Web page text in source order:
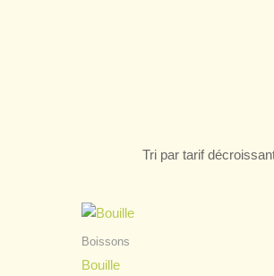
Boissons
Bouille